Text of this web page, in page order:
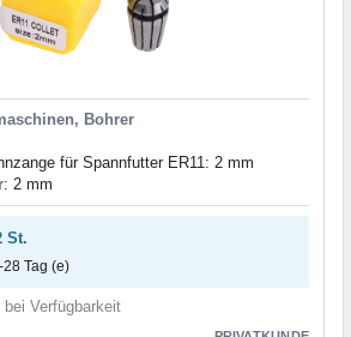
Bohrer
für Spannfutter ER11: 2 mm
: 2 mm
St.
Tag (e)
Verfügbarkeit